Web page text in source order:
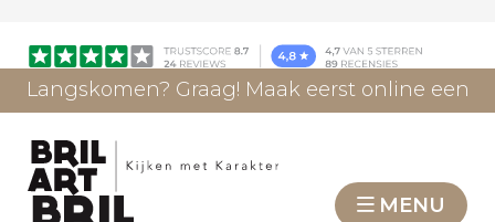
Langskomen? Graag! Maak eerst online een
MENU